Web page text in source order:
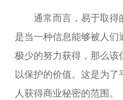
通常而言，易于取得
是当一种信息能够被人
极少的努力获得，那么
以保护的价值。这是为
人获得商业秘密的范围。